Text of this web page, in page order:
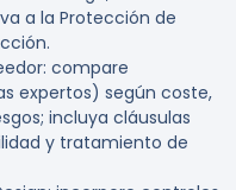
a la Protección de
compare
expertos) según coste,
incluya cláusulas
y tratamiento de